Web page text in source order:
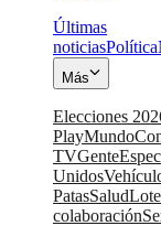
Últimas
noticiasPolítica
Más
Elecciones
PlayMundo
TVGente
Unidos
PatasSalud
colaboración